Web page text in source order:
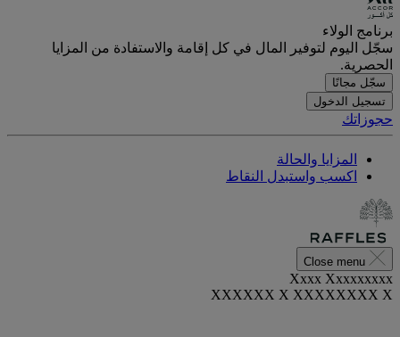
برنامج الولاء
سجّل اليوم لتوفير المال في كل إقامة والاستفادة من المزايا
الحصرية.
سجّل مجانًا
تسجيل الدخول
حجوزاتك
المزايا والحالة
اكسب واستبدل النقاط
Close menu
Xxxx Xxxxxxxxx
XXXXXX X XXXXXXXX X